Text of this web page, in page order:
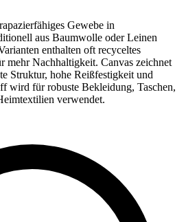
Gewebe in
aus Baumwolle oder Leinen
enthalten oft recyceltes
mehr Nachhaltigkeit. Canvas zeichnet
Struktur, hohe Reißfestigkeit und
wird für robuste Bekleidung, Taschen,
verwendet.